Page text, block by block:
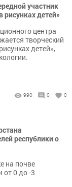
участник
рисунках детей»
центра
творческий
детей»,
990 0 0
республики о
на почве
0 до -3